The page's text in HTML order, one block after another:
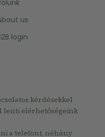
us
login
kérdésekkel
lenti elérhetőségeink
a telefont, néhány